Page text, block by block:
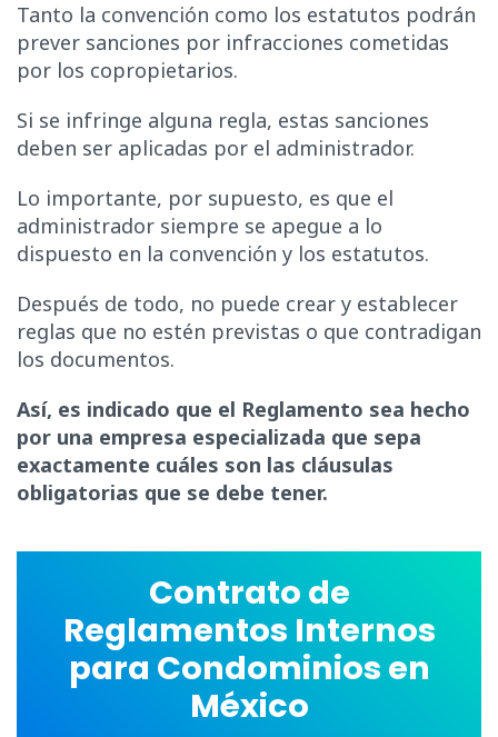
Tanto la convención como los estatutos podrán
prever sanciones por infracciones cometidas
por los copropietarios.
Si se infringe alguna regla, estas sanciones
deben ser aplicadas por el administrador.
Lo importante, por supuesto, es que el
administrador siempre se apegue a lo
dispuesto en la convención y los estatutos.
Después de todo, no puede crear y establecer
reglas que no estén previstas o que contradigan
los documentos.
Así, es indicado que el Reglamento sea hecho
por una empresa especializada que sepa
exactamente cuáles son las cláusulas
obligatorias que se debe tener.
Contrato de
Reglamentos Internos
para Condominios en
México